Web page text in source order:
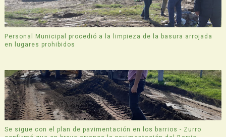
Personal Municipal procedió a la limpieza de la basura arrojada
en lugares prohibidos
Se sigue con el plan de pavimentación en los barrios - Zurro